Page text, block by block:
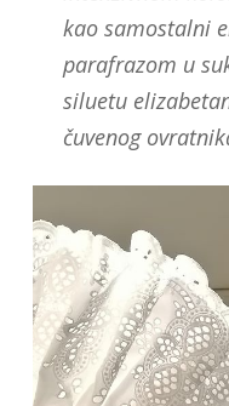
kao samostalni
parafrazom u
siluetu
čuvenog